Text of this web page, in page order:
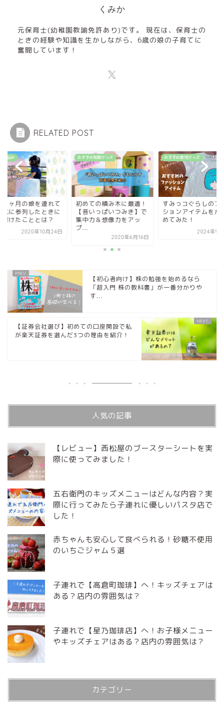
くみか
元保育士(幼稚園教諭免許あり)です。 現在は、保育士の
ときの経験や知識を生かしながら、6歳の娘の子育てに
奮闘しています！
RELATED POST
・悩み
９ヶ月の娘を連れて
式に参列したときに
付けたこととは？
2020年10月24日
おすすめ知育グッズ
初めての積み木に最適！
【音いっぱいつみき】で
集中力＆想像力をアッ
プ...
2020年6月16日
おすすめ育児グッズ
すみっコぐらしのフ
ションアイテムをか
めてみた！
2024年9
【初心者向け】株の勉強を始めるなら
「超入門 株の教科書」が一番分かりや
す...
【証券会社選び】初めての口座開設で私
が楽天証券を選んだ3つの理由を紹介！
人気の記事
【レビュー】西松屋のブースターシートを実
際に使ってみました！
五右衛門のキッズメニューはどんな内容？実
際に行ってみたら子連れに優しいパスタ店で
した！
赤ちゃんも安心して食べられる！砂糖不使用
のいちごジャム５選
子連れで【高倉町珈琲】へ！キッズチェアは
ある？店内の雰囲気は？
子連れで【星乃珈琲店】へ！お子様メニュー
やキッズチェアはある？店内の雰囲気は？
カテゴリー